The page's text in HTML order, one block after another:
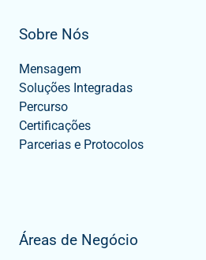
Sobre Nós
Mensagem
Soluções Integradas
Percurso
Certificações
Parcerias e Protocolos
Áreas de Negócio